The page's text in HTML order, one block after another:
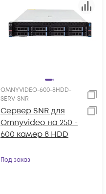
OMNYVIDEO-600-8HDD-
SERV-SNR
Сервер SNR для
Omnyvideo на 250 -
600 камер 8 HDD
Под заказ